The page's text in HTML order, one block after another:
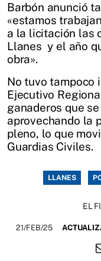
Barbón anunció
«estamos
a la licitación las
Llanes y el año
obra».
No tuvo tampoco
Ejecutivo
ganaderos que
aprovechando la
pleno, lo que
Guardias Civiles.
LLANES
EL
21/FEB/25